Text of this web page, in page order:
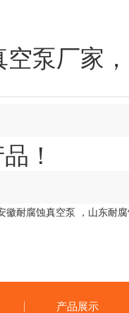
泵厂家
！
徽耐腐蚀真空泵 ， 山东耐
产品展示